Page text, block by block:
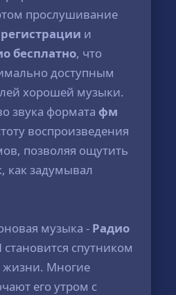
прослушивание
и
бесплатно, что
доступным
хорошей музыки.
звука формата фм
воспроизведения
позволяя ощутить
как задумывал
музыка - Радио
становится спутником
жизни. Многие
его утром с